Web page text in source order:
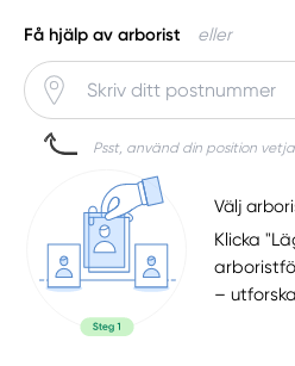
Få hjälp av arborist eller
Psst, använd din position
Välj
Klicka
–